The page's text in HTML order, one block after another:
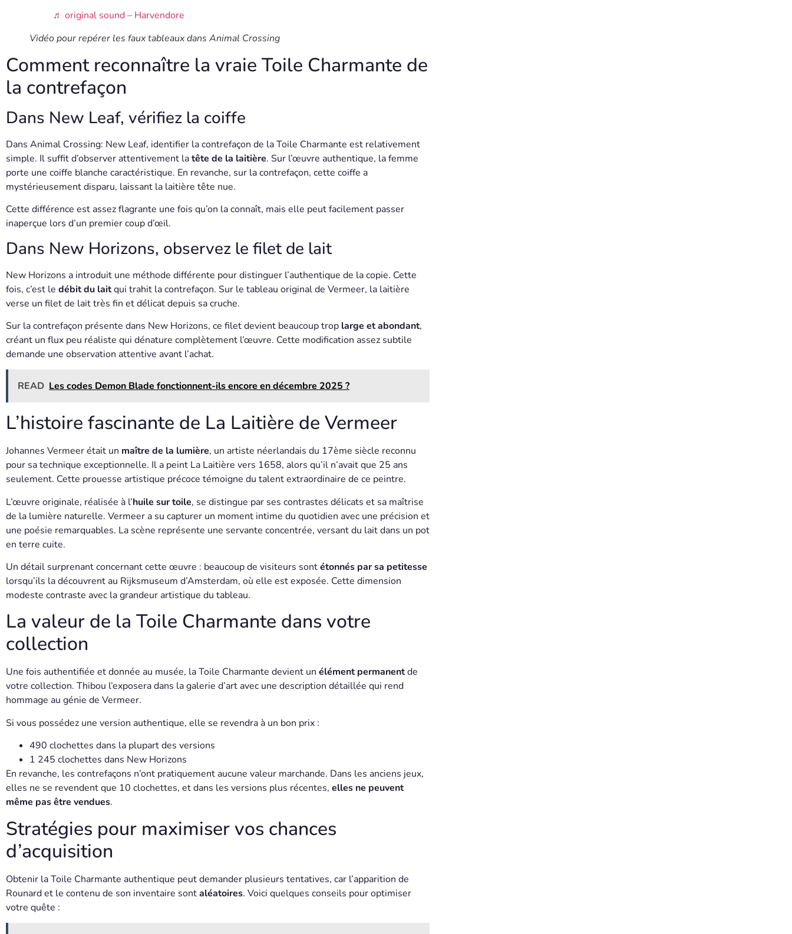
♬ original sound – Harvendore
Vidéo pour repérer les faux tableaux dans Animal Crossing
Comment reconnaître la vraie Toile Charmante de
la contrefaçon
Dans New Leaf, vérifiez la coiffe
Dans Animal Crossing: New Leaf, identifier la contrefaçon de la Toile Charmante est relativement
simple. Il suffit d’observer attentivement latête de la laitière. Sur l’œuvre authentique, la femme
porte une coiffe blanche caractéristique. En revanche, sur la contrefaçon, cette coiffe a
mystérieusement disparu, laissant la laitière tête nue.
Cette différence est assez flagrante une fois qu’on la connaît, mais elle peut facilement passer
inaperçue lors d’un premier coup d’œil.
Dans New Horizons, observez le filet de lait
New Horizons a introduit une méthode différente pour distinguer l’authentique de la copie. Cette
fois, c’est le débit du laitqui trahit la contrefaçon. Sur le tableau original de Vermeer, la laitière
verse un filet de lait très fin et délicat depuis sa cruche.
Sur la contrefaçon présente dans New Horizons, ce filet devient beaucoup trop large et abondant,
créant un flux peu réaliste qui dénature complètement l’œuvre. Cette modification assez subtile
demande une observation attentive avant l’achat.
READ Les codes Demon Blade fonctionnent-ils encore en décembre 2025 ?
L’histoire fascinante de La Laitière de Vermeer
Johannes Vermeer était un maître de la lumière, un artiste néerlandais du 17ème siècle reconnu
pour sa technique exceptionnelle. Il a peint La Laitière vers 1658, alors qu’il n’avait que 25 ans
seulement. Cette prouesse artistique précoce témoigne du talent extraordinaire de ce peintre.
L’œuvre originale, réalisée à l’huile sur toile, se distingue par ses contrastes délicats et sa maîtrise
de la lumière naturelle. Vermeer a su capturer un moment intime du quotidien avec une précision et
une poésie remarquables. La scène représente une servante concentrée, versant du lait dans un pot
en terre cuite.
Un détail surprenant concernant cette œuvre : beaucoup de visiteurs sontétonnés par sa petitesse
lorsqu’ils la découvrent au Rijksmuseum d’Amsterdam, où elle est exposée. Cette dimension
modeste contraste avec la grandeur artistique du tableau.
La valeur de la Toile Charmante dans votre
collection
Une fois authentifiée et donnée au musée, la Toile Charmante devient un élément permanentde
votre collection. Thibou l’exposera dans la galerie d’art avec une description détaillée qui rend
hommage au génie de Vermeer.
Si vous possédez une version authentique, elle se revendra à un bon prix :
490 clochettes dans la plupart des versions
1 245 clochettes dans New Horizons
En revanche, les contrefaçons n’ont pratiquement aucune valeur marchande. Dans les anciens jeux,
elles ne se revendent que 10 clochettes, et dans les versions plus récentes, elles ne peuvent
même pas être vendues.
Stratégies pour maximiser vos chances
d’acquisition
Obtenir la Toile Charmante authentique peut demander plusieurs tentatives, car l’apparition de
Rounard et le contenu de son inventaire sontaléatoires. Voici quelques conseils pour optimiser
votre quête :